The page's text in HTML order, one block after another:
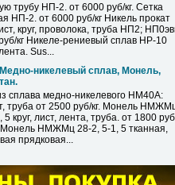
трубу НП-2. от 6000 руб/кг. Сетка
НП-2. от 6000 руб/кг Никель прокат
круг, проволока, труба НП2;
кг Никеле-рениевый сплав НР-10
Sus...
никелевый сплав, Монель,
сплава медно-никелевого НМ40А:
труба от 2500 руб/кг. Монель
5 круг, лист, лента, труба. от 1800
Монель НМЖМц 28-2, 5-1, 5 тканная,
прядковая...